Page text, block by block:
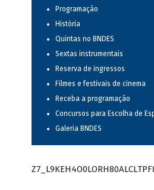
Programação
História
Quintas no BNDES
Sextas instrumentais
Reserva de ingressos
Filmes e festivais de cinema
Receba a programação
Concursos para Escolha de
Galeria BNDES